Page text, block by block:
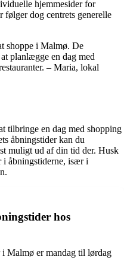
hjemmesider for
dog centrets generelle
shoppe i Malmø. De
planlægge en dag med
– Maria, lokal
tilbringe en dag med shopping
åbningstider kan du
muligt ud af din tid der. Husk
åbningstiderne, især i
hos
Malmø er mandag til lørdag